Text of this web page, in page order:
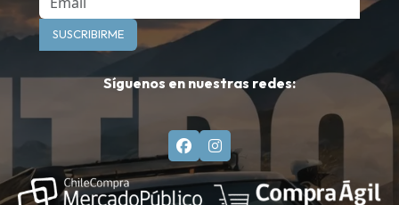
SUSCRIBIRME
Síguenos en nuestras redes: